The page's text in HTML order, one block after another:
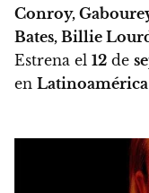
Conroy,
Bates, Billie
Estrena el 12 de
en Latinoamérica